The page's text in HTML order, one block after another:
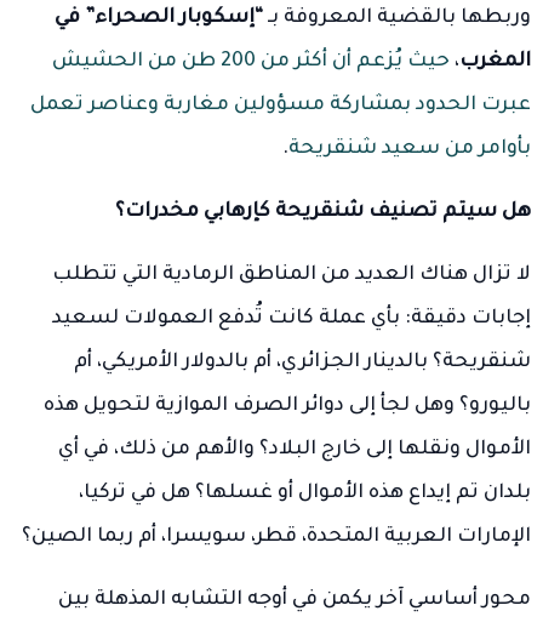
وربطها بالقضية المعروفة بـ “إسكوبار الصحراء” في
المغرب،
حيث يُزعم أن أكثر من 200 طن من الحشيش
عبرت الحدود بمشاركة مسؤولين مغاربة وعناصر تعمل
بأوامر من سعيد شنقريحة.
هل سيتم تصنيف شنقريحة كإرهابي مخدرات؟
لا تزال هناك العديد من المناطق الرمادية التي تتطلب
إجابات دقيقة: بأي عملة كانت تُدفع العمولات لسعيد
شنقريحة؟ بالدينار الجزائري، أم بالدولار الأمريكي، أم
باليورو؟ وهل لجأ إلى دوائر الصرف الموازية لتحويل هذه
الأموال ونقلها إلى خارج البلاد؟ والأهم من ذلك، في أي
بلدان تم إيداع هذه الأموال أو غسلها؟ هل في تركيا،
الإمارات العربية المتحدة، قطر، سويسرا، أم ربما الصين؟
محور أساسي آخر يكمن في أوجه التشابه المذهلة بين